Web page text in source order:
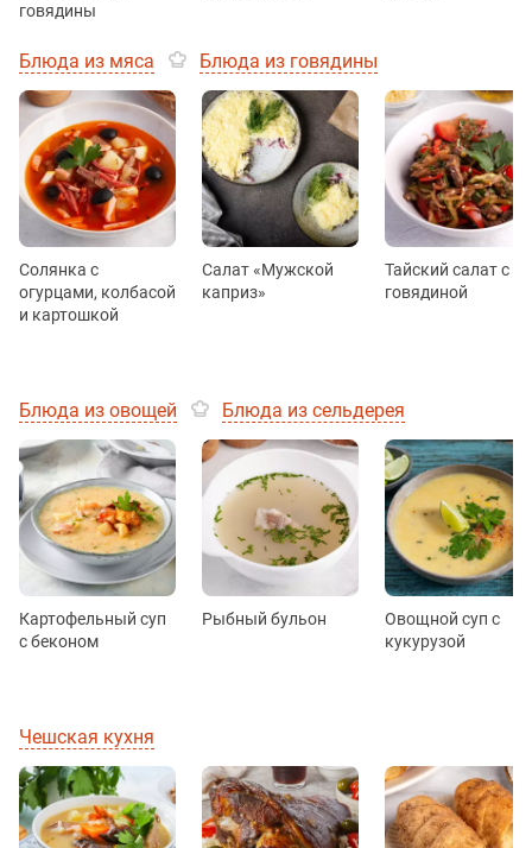
говядины
Блюда из мяса Блюда из говядины
Солянка с
огурцами, колбасой
и картошкой
Салат «Мужской
каприз»
Тайский салат с
говядиной
Блюда из овощей Блюда из сельдерея
Картофельный суп
с беконом
Рыбный бульон
Овощной суп с
кукурузой
Чешская кухня